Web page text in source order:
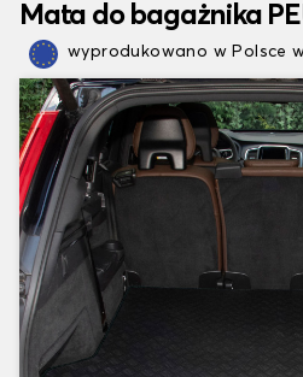
Mata do bagażnika
wyprodukowano w Polsce